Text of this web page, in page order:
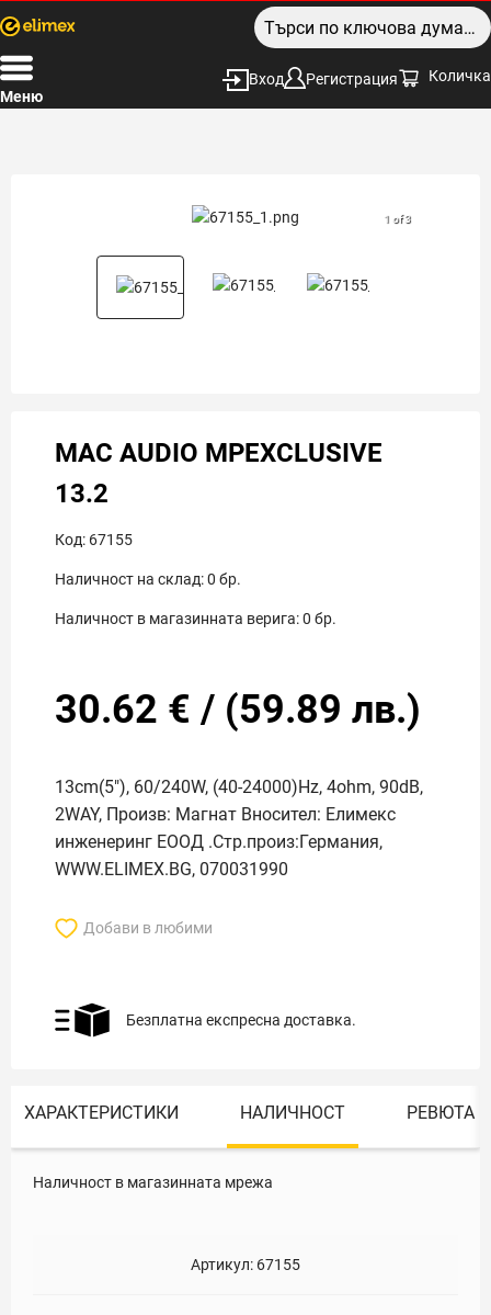
Меню
Вход Регистрация Количка
1 of 3
MAC AUDIO MPEXCLUSIVE
13.2
Код: 67155
Наличност на склад:0 бр.
Наличност в магазинната верига:0 бр.
30.62 € / (59.89 лв.)
13cm(5"), 60/240W, (40-24000)Hz, 4ohm, 90dB,
2WAY, Произв: Магнат Вносител: Елимекс
инженеринг ЕООД .Стр.произ:Германия,
WWW.ELIMEX.BG, 070031990
Добави в любими
Безплатна експресна доставка.
ХАРАКТЕРИСТИКИ НАЛИЧНОСТ РЕВЮТА
Наличност в магазинната мрежа
Артикул: 67155